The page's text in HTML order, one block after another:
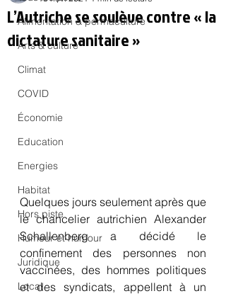
Alimentation & permaculture
Arts & culture
Climat
COVID
Économie
Education
Energies
Habitat
Hors piste
Humeur et humour
Juridique
Local
L’Autriche se soulève contre « la
dictature sanitaire »
Quelques jours seulement après que
le chancelier autrichien Alexander
Schallenberg a décidé le
confinement des personnes non
vaccinées, des hommes politiques
et des syndicats, appellent à un